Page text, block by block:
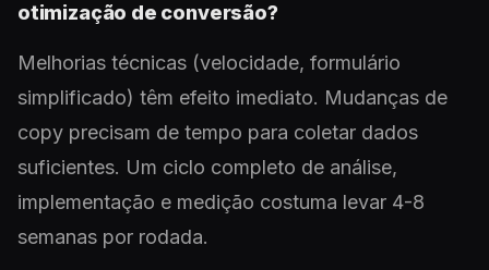
otimização de conversão?
Melhorias técnicas (velocidade, formulário
simplificado) têm efeito imediato. Mudanças de
copy precisam de tempo para coletar dados
suficientes. Um ciclo completo de análise,
implementação e medição costuma levar 4-8
semanas por rodada.